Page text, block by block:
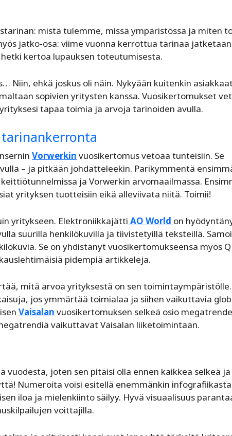
mistä tulemme, missä ympäristössä ja miten
jatko-osa: viime vuonna kerrottua tarinaa
kertoa lupauksen toteutumisesta.
Niin, ehkä joskus oli näin. Nykyään kuitenkin asiakkaat
sopivien yritysten kanssa. Vuosikertomukset
tapaa toimia ja arvoja tarinoiden avulla.
Vorwerkin vuosikertomus vetoaa tunteisiin. Se
– ja pitkään johdatteleekin. Parikymmentä
ja Vorwerkin arvomaailmassa.
yrityksen tuotteisiin eikä alleviivata niitä. Toimii!
yritykseen. Elektroniikkajätti AO World on
suurilla henkilökuvilla ja tiivistetyillä teksteillä.
Se on yhdistänyt vuosikertomukseensa myös
pidempiä artikkeleja.
mitä arvoa yrityksestä on sen
jos ymmärtää toimialaa ja siihen vaikuttavia
Vaisalan vuosikertomuksen selkeä osio
vaikuttavat Vaisalan liiketoimintaan.
joten sen pitäisi olla ennen kaikkea selkeä
Numeroita voisi esitellä enemmänkin
iloa ja mielenkiinto säilyy. Hyvä visuaalisuus
voittajilla.